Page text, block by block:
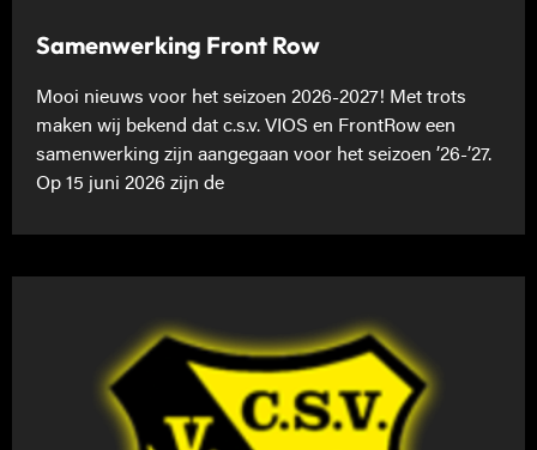
Samenwerking Front Row
Mooi nieuws voor het seizoen 2026-2027! Met trots
maken wij bekend dat c.s.v. VIOS en FrontRow een
samenwerking zijn aangegaan voor het seizoen ’26-’27.
Op 15 juni 2026 zijn de